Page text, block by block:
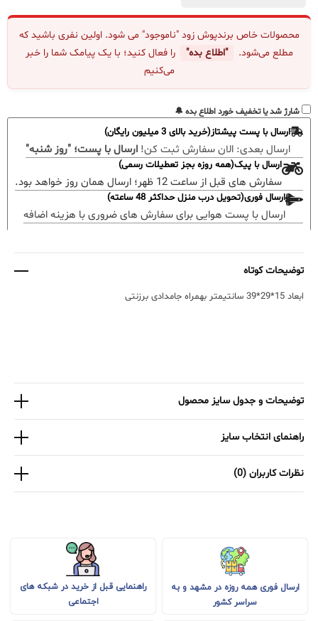
محصولات خاص برندپوش زود "ناموجود" می شود. اولین نفری باشید که
مطلع می‌شود.
"اطلاع بده"
را فعال کنید؛ با یک پیامک شما را خبر
می‌کنیم
شارژ شد یا تخفیف خورد اطلاع بده 🔔
ارسال با پست پیشتاز(خرید بالای 3 میلیون رایگان)
ارسال بعدی: الان سفارش ثبت کن! ارسال با پست؛ "روز شنبه"
ارسال با پیک(همه روزه بجز تعطیلات رسمی)
سفارش های قبل از ساعت 12 ظهر؛ ارسال همان روز خواهد بود.
ارسال فوری(تحویل درب منزل حداکثر 48 ساعته)
ارسال با پست هوایی برای سفارش های ضروری با هزینه اضافه
توضیحات کوتاه
ابعاد 15*29*39 سانتیمتر بهمراه جامدادی برزنتی
توضیحات و جدول سایز محصول
راهنمای انتخاب سایز
نظرات کاربران (0)
ارسال فوری همه روزه در مشهد و به
سراسر کشور
راهنمایی قبل از خرید در شبکه های
اجتماعی